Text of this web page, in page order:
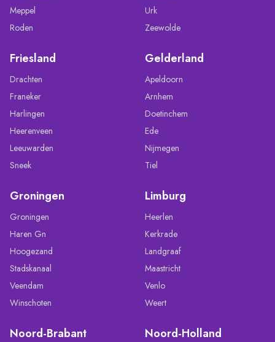
Meppel
Roden
Urk
Zeewolde
Friesland
Drachten
Franeker
Harlingen
Heerenveen
Leeuwarden
Sneek
Gelderland
Apeldoorn
Arnhem
Doetinchem
Ede
Nijmegen
Tiel
Groningen
Groningen
Haren Gn
Hoogezand
Stadskanaal
Veendam
Winschoten
Limburg
Heerlen
Kerkrade
Landgraaf
Maastricht
Venlo
Weert
Noord-Brabant Noord-Holland